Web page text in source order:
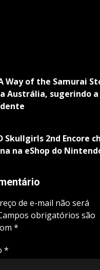
Way of the Samurai
Austrália, sugerindo
Skullgirls 2nd Encore
na eShop do
de e-mail não será
obrigatórios são
*
*